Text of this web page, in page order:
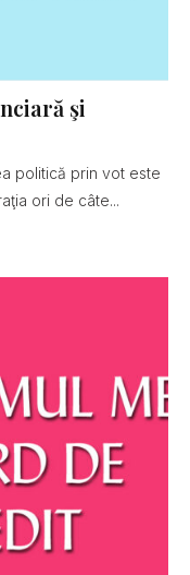
şi
politică prin vot este
ori de câte...